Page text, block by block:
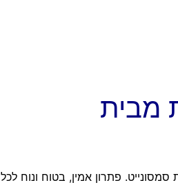
מבית
פתרון אמין, בטוח ונוח לכל